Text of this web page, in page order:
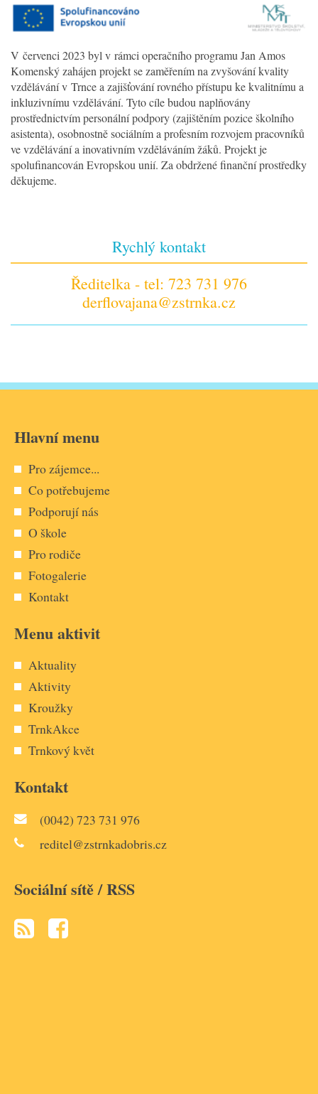
V červenci 2023 byl v rámci operačního programu Jan Amos
Komenský zahájen projekt se zaměřením na zvyšování kvality
vzdělávání v Trnce a zajišťování rovného přístupu ke kvalitnímu a
inkluzivnímu vzdělávání. Tyto cíle budou naplňovány
prostřednictvím personální podpory (zajištěním pozice školního
asistenta), osobnostně sociálním a profesním rozvojem pracovníků
ve vzdělávání a inovativním vzděláváním žáků. Projekt je
spolufinancován Evropskou unií. Za obdržené finanční prostředky
děkujeme.
Rychlý kontakt
Ředitelka - tel: 723 731 976
derflovajana@zstrnka.cz
Hlavní menu
Pro zájemce...
Co potřebujeme
Podporují nás
O škole
Pro rodiče
Fotogalerie
Kontakt
Menu aktivit
Aktuality
Aktivity
Kroužky
TrnkAkce
Trnkový květ
Kontakt
(0042) 723 731 976
reditel@zstrnkadobris.cz
Sociální sítě / RSS